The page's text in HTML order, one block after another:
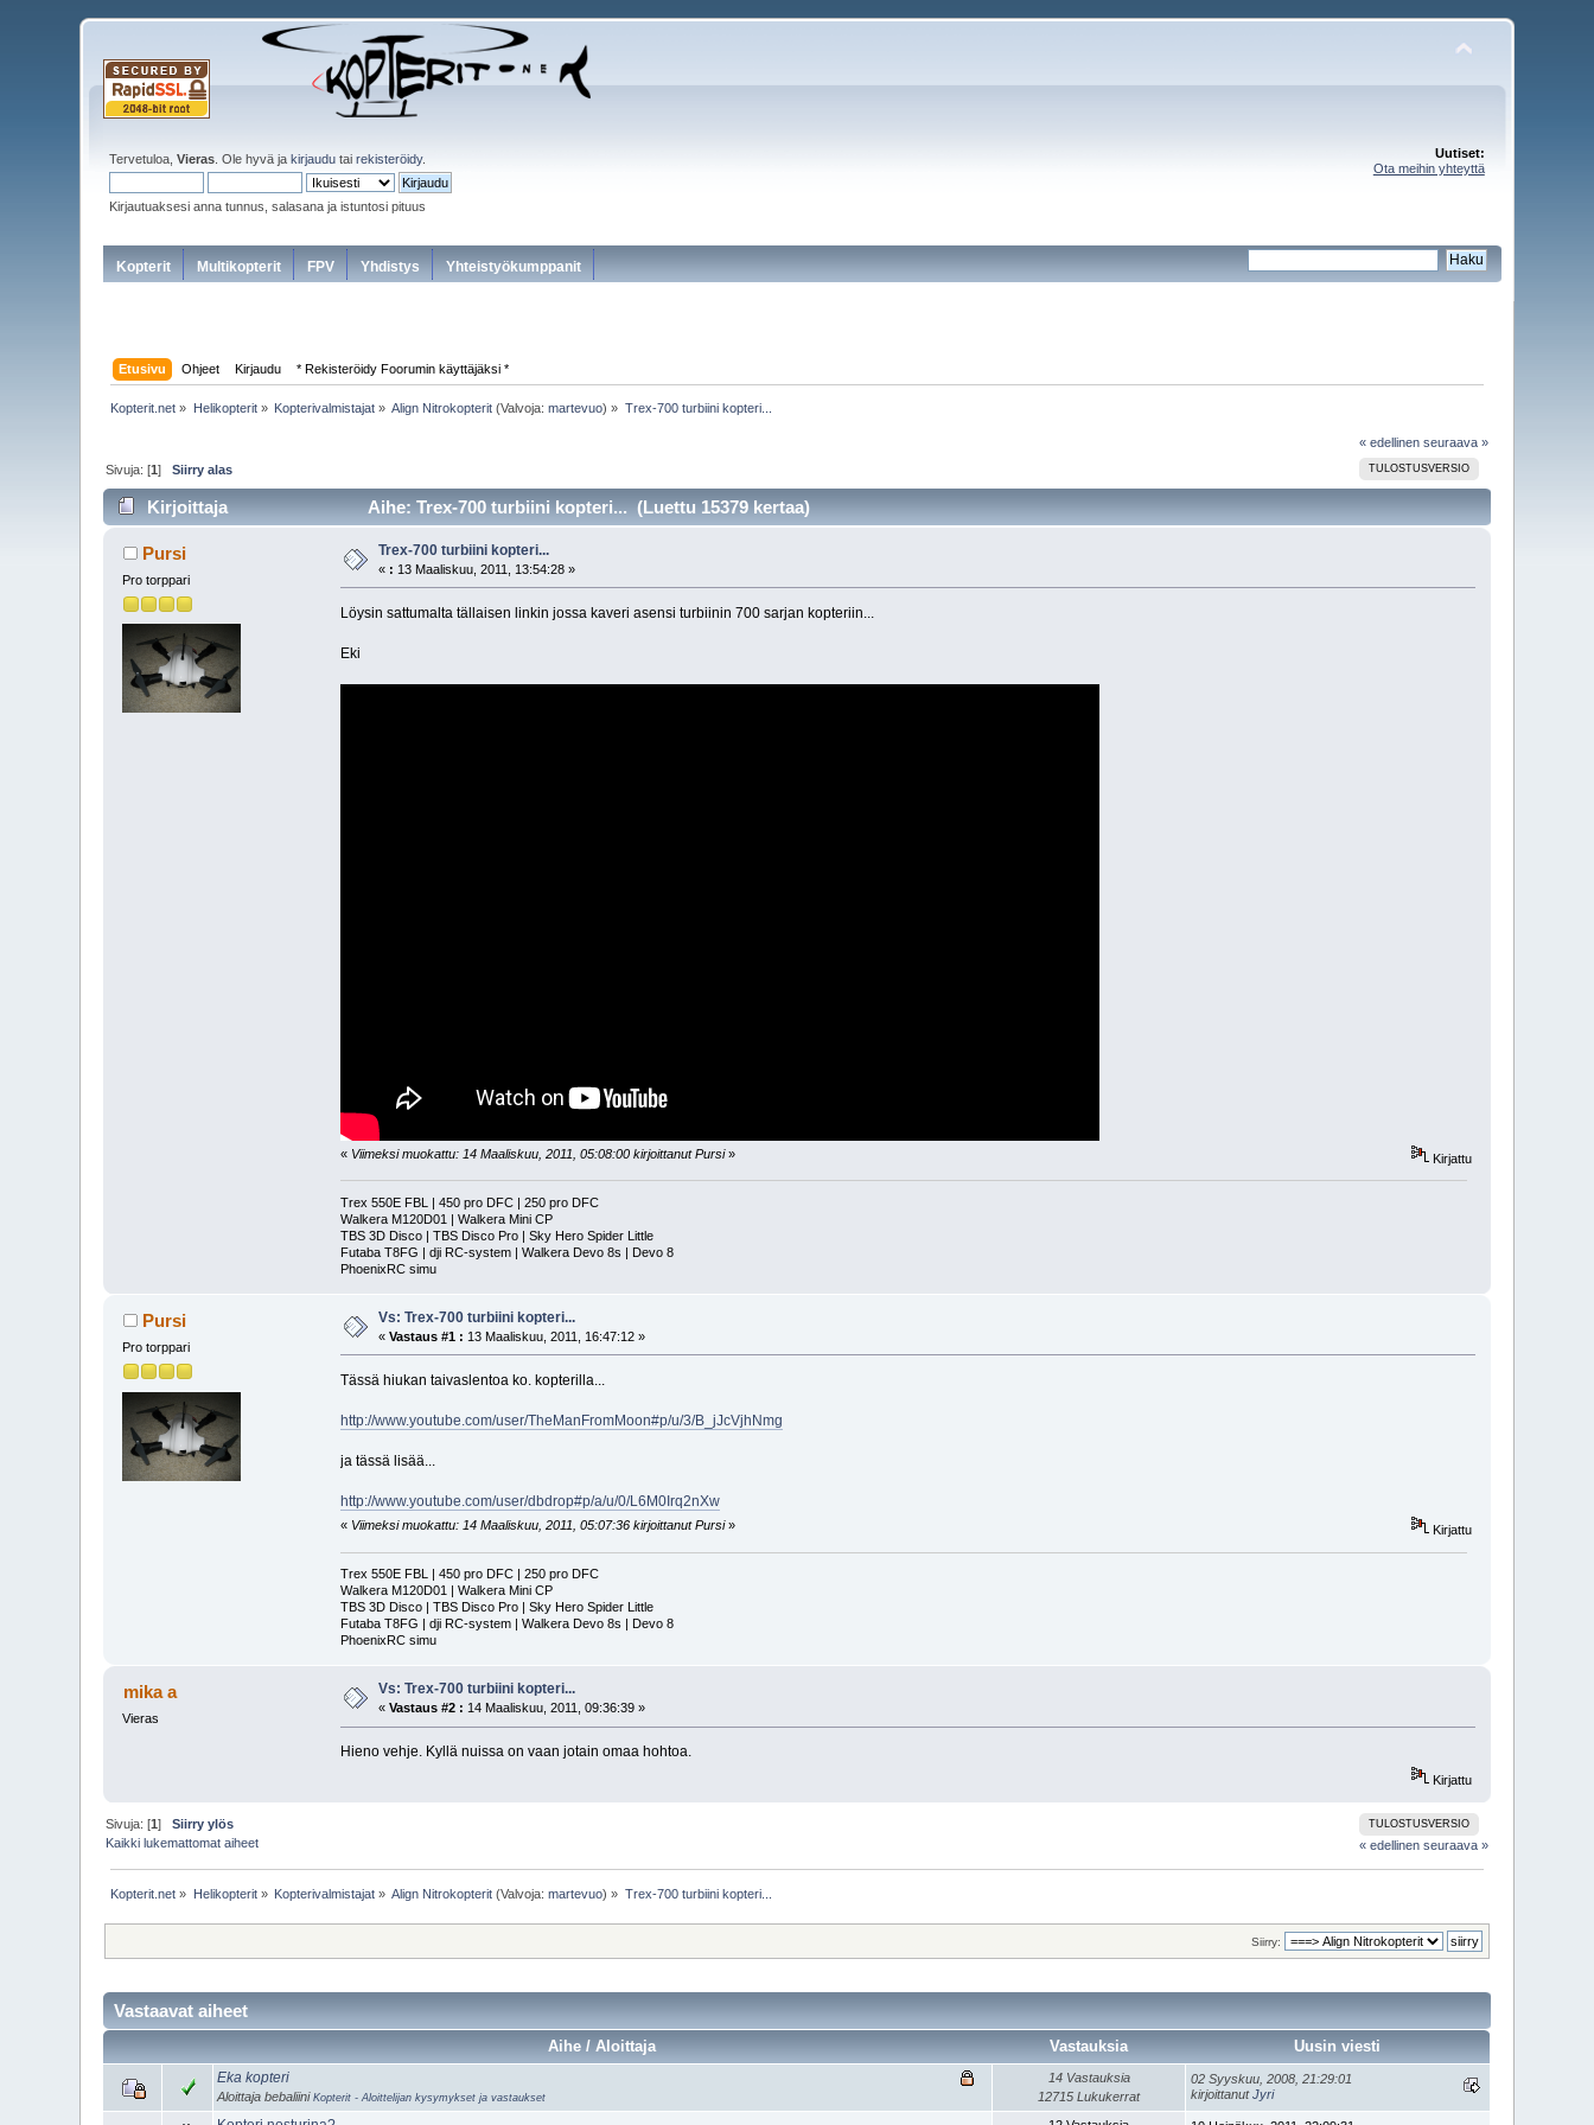
Tervetuloa,Vieras . Ole hyvä jakirjaudu tairekisteröidy.
Kirjautuaksesi anna tunnus, salasana ja istuntosi pituus
Uutiset:
Ota meihin yhteyttä
Kopterit Multikopterit FPV Yhdistys Yhteistyökumppanit
Etusivu Ohjeet Kirjaudu * Rekisteröidy Foorumin käyttäjäksi *
Kopterit.net » Helikopterit» Kopterivalmistajat » Align Nitrokopterit (Valvoja:martevuo) » Trex-700 turbiini kopteri...
« edellinen seuraava »
TULOSTUSVERSIO
Sivuja: [1]Siirry alas
Kirjoittaja Aihe: Trex-700 turbiini kopteri... (Luettu 15379 kertaa)
Pursi
Pro torppari
Trex-700 turbiini kopteri...
« : 13 Maaliskuu, 2011, 13:54:28 »
Löysin sattumalta tällaisen linkin jossa kaveri asensi turbiinin 700 sarjan kopteriin...
Eki
« Viimeksi muokattu: 14 Maaliskuu, 2011, 05:08:00 kirjoittanut Pursi» Kirjattu
Trex 550E FBL | 450 pro DFC | 250 pro DFC
Walkera M120D01 | Walkera Mini CP
TBS 3D Disco | TBS Disco Pro | Sky Hero Spider Little
Futaba T8FG | dji RC-system | Walkera Devo 8s | Devo 8
PhoenixRC simu
Pursi
Pro torppari
Vs: Trex-700 turbiini kopteri...
«Vastaus #1 : 13 Maaliskuu, 2011, 16:47:12 »
Tässä hiukan taivaslentoa ko. kopterilla...
http://www.youtube.com/user/TheManFromMoon#p/u/3/B_jJcVjhNmg
ja tässä lisää...
http://www.youtube.com/user/dbdrop#p/a/u/0/L6M0Irq2nXw
« Viimeksi muokattu: 14 Maaliskuu, 2011, 05:07:36 kirjoittanut Pursi» Kirjattu
Trex 550E FBL | 450 pro DFC | 250 pro DFC
Walkera M120D01 | Walkera Mini CP
TBS 3D Disco | TBS Disco Pro | Sky Hero Spider Little
Futaba T8FG | dji RC-system | Walkera Devo 8s | Devo 8
PhoenixRC simu
mika a
Vieras
Vs: Trex-700 turbiini kopteri...
«Vastaus #2 : 14 Maaliskuu, 2011, 09:36:39 »
Hieno vehje. Kyllä nuissa on vaan jotain omaa hohtoa.
Kirjattu
TULOSTUSVERSIO
Sivuja: [1]Siirry ylös
Kaikki lukemattomat aiheet
« edellinen seuraava »
Kopterit.net » Helikopterit» Kopterivalmistajat » Align Nitrokopterit (Valvoja:martevuo) » Trex-700 turbiini kopteri...
Siirry:
Vastaavat aiheet
Aihe / Aloittaja Vastauksia Uusin viesti
Eka kopteri
Aloittaja bebaliiniKopterit - Aloittelijan kysymykset ja vastaukset
14 Vastauksia
12715 Lukukerrat
02 Syyskuu, 2008, 21:29:01
kirjoittanutJyri